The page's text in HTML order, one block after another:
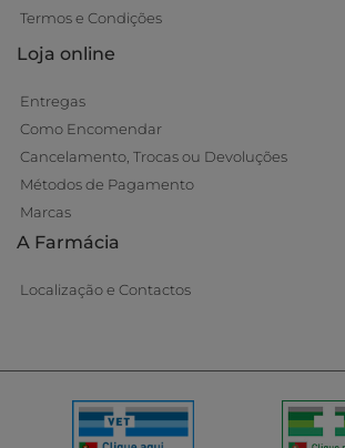
Termos e Condições
Loja online
Entregas
Como Encomendar
Cancelamento, Trocas ou Devoluções
Métodos de Pagamento
Marcas
A Farmácia
Localização e Contactos